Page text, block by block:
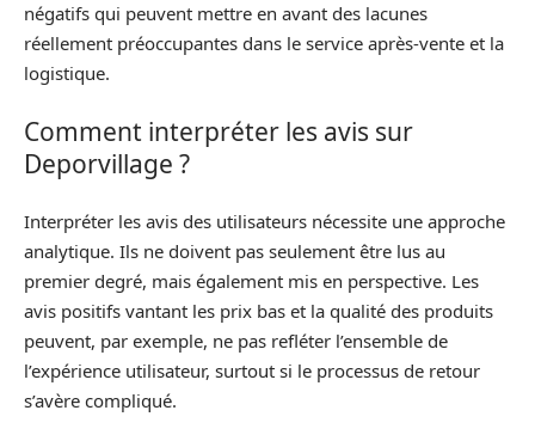
négatifs qui peuvent mettre en avant des lacunes
réellement préoccupantes dans le service après-vente et la
logistique.
Comment interpréter les avis sur
Deporvillage ?
Interpréter les avis des utilisateurs nécessite une approche
analytique. Ils ne doivent pas seulement être lus au
premier degré, mais également mis en perspective. Les
avis positifs vantant les prix bas et la qualité des produits
peuvent, par exemple, ne pas refléter l’ensemble de
l’expérience utilisateur, surtout si le processus de retour
s’avère compliqué.